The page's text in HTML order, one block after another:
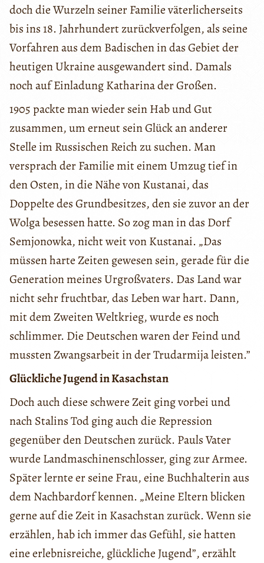
doch die Wurzeln seiner Familie väterlicherseits
bis ins 18. Jahrhundert zurückverfolgen, als seine
Vorfahren aus dem Badischen in das Gebiet der
heutigen Ukraine ausgewandert sind. Damals
noch auf Einladung Katharina der Großen.
1905 packte man wieder sein Hab und Gut
zusammen, um erneut sein Glück an anderer
Stelle im Russischen Reich zu suchen. Man
versprach der Familie mit einem Umzug tief in
den Osten, in die Nähe von Kustanai, das
Doppelte des Grundbesitzes, den sie zuvor an der
Wolga besessen hatte. So zog man in das Dorf
Semjonowka, nicht weit von Kustanai. „Das
müssen harte Zeiten gewesen sein, gerade für die
Generation meines Urgroßvaters. Das Land war
nicht sehr fruchtbar, das Leben war hart. Dann,
mit dem Zweiten Weltkrieg, wurde es noch
schlimmer. Die Deutschen waren der Feind und
mussten Zwangsarbeit in der Trudarmija leisten.”
Glückliche Jugend in Kasachstan
Doch auch diese schwere Zeit ging vorbei und
nach Stalins Tod ging auch die Repression
gegenüber den Deutschen zurück. Pauls Vater
wurde Landmaschinenschlosser, ging zur Armee.
Später lernte er seine Frau, eine Buchhalterin aus
dem Nachbardorf kennen. „Meine Eltern blicken
gerne auf die Zeit in Kasachstan zurück. Wenn sie
erzählen, hab ich immer das Gefühl, sie hatten
eine erlebnisreiche, glückliche Jugend”, erzählt